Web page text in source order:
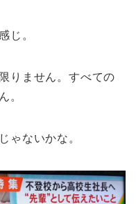
じ。
りません。すべての
。
ゃないかな。